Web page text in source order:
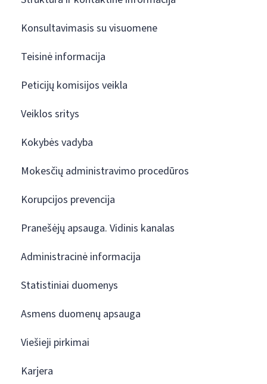
Konsultavimasis su visuomene
Teisinė informacija
Peticijų komisijos veikla
Veiklos sritys
Kokybės vadyba
Mokesčių administravimo procedūros
Korupcijos prevencija
Pranešėjų apsauga. Vidinis kanalas
Administracinė informacija
Statistiniai duomenys
Asmens duomenų apsauga
Viešieji pirkimai
Karjera